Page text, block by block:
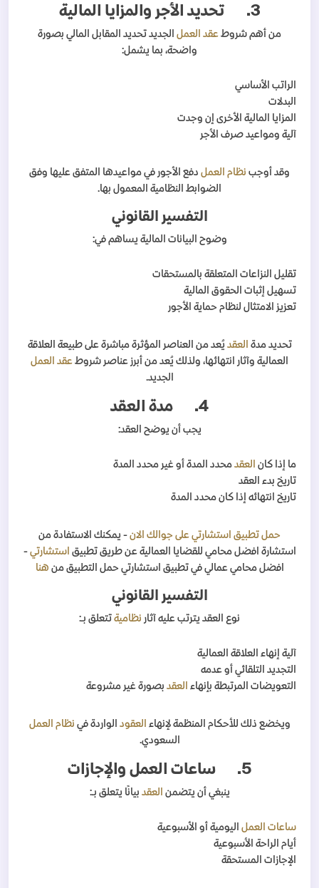
3. تحديد الأجر والمزايا المالية
من أهم شروط عقد العمل الجديد تحديد المقابل المالي بصورة
واضحة، بما يشمل:
الراتب الأساسي
البدلات
المزايا المالية الأخرى إن وجدت
آلية ومواعيد صرف الأجر
وقد أوجب نظام العمل دفع الأجور في مواعيدها المتفق عليها وفق
الضوابط النظامية المعمول بها.
التفسير القانوني
وضوح البيانات المالية يساهم في:
تقليل النزاعات المتعلقة بالمستحقات
تسهيل إثبات الحقوق المالية
تعزيز الامتثال لنظام حماية الأجور
تحديد مدة العقد يُعد من العناصر المؤثرة مباشرة على طبيعة العلاقة
العمالية وآثار انتهائها، ولذلك يُعد من أبرز عناصر شروط عقد العمل
الجديد.
4. مدة العقد
يجب أن يوضح العقد:
ما إذا كان العقد محدد المدة أو غير محدد المدة
تاريخ بدء العقد
تاريخ انتهائه إذا كان محدد المدة
حمل تطبيق استشارتي على جوالك الان - يمكنك الاستفادة من
استشارة افضل محامي للقضايا العمالية عن طريق تطبيق استشارتي-
افضل محامي عمالي في تطبيق استشارتي حمل التطبيق من هنا
التفسير القانوني
نوع العقد يترتب عليه آثار نظامية تتعلق بـ:
آلية إنهاء العلاقة العمالية
التجديد التلقائي أو عدمه
التعويضات المرتبطة بإنهاء العقد بصورة غير مشروعة
ويخضع ذلك للأحكام المنظمة لإنهاء العقود الواردة في نظام العمل
السعودي.
5. ساعات العمل والإجازات
ينبغي أن يتضمن العقد بيانًا يتعلق بـ:
ساعات العمل اليومية أو الأسبوعية
أيام الراحة الأسبوعية
الإجازات المستحقة